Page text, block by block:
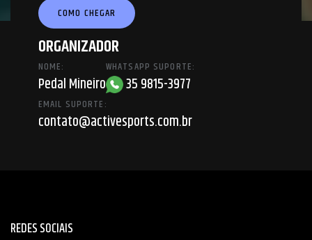
COMO CHEGAR
ORGANIZADOR
NOME:
Pedal Mineiro
WHATSAPP SUPORTE:
35 9815-3977
EMAIL SUPORTE:
contato@activesports.com.br
REDES SOCIAIS